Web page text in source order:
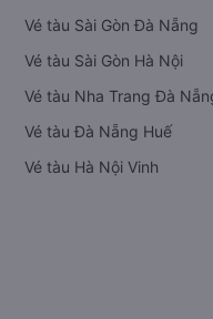
Vé tàu Sài Gòn Đà Nẵng
Vé tàu Sài Gòn Hà Nội
Vé tàu Nha Trang Đà
Vé tàu Đà Nẵng Huế
Vé tàu Hà Nội Vinh